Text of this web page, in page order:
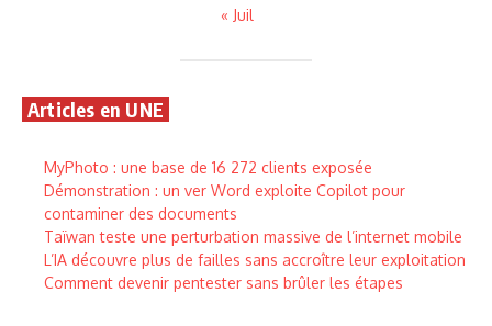
« Juil
Articles en UNE
MyPhoto : une base de 16 272 clients exposée
Démonstration : un ver Word exploite Copilot pour
contaminer des documents
Taïwan teste une perturbation massive de l’internet mobile
L’IA découvre plus de failles sans accroître leur exploitation
Comment devenir pentester sans brûler les étapes